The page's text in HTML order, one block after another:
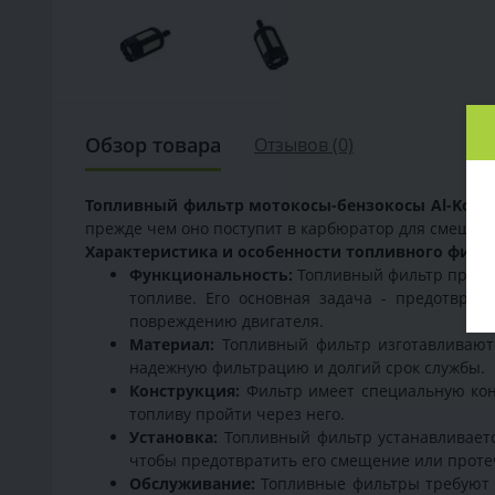
Обзор товара Отзывов (0)
Топливный фильтр мотокосы-бензокосы Al-Ko BC
прежде чем оно поступит в карбюратор для
Характеристика и особенности топливного
Функциональность: Топливный фильтр
топливе. Его основная задача -
повреждению двигателя.
Материал: Топливный фильтр
надежную фильтрацию и долгий срок службы.
Конструкция: Фильтр имеет специальную
топливу пройти через него.
Установка: Топливный фильтр
чтобы предотвратить его смещение или
Обслуживание: Топливные фильтры требуют